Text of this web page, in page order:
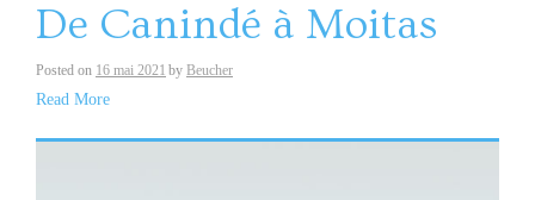
De Canindé à Moitas
Posted on 16 mai 2021 by Beucher
Read More